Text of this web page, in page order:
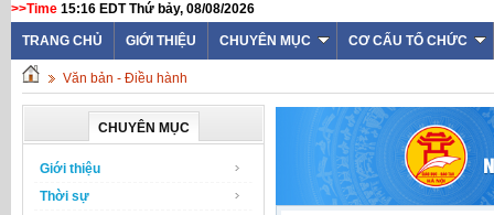
>>Time 15:16 EDT Thứ bảy, 08/08/2026
TRANG CHỦ GIỚI THIỆU CHUYÊN MỤC CƠ CẤU TỔ CHỨC
Văn bản - Điều hành
CHUYÊN MỤC
Giới thiệu
Thời sự